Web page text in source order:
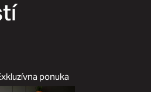
ponuka